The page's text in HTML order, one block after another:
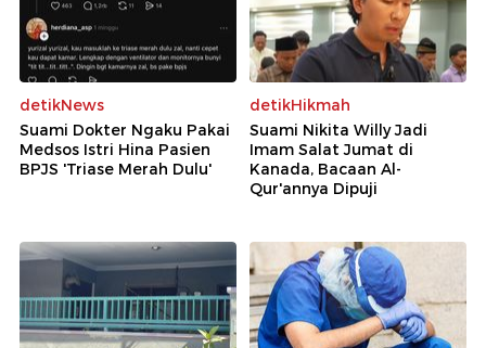
detikNews
Suami Dokter Ngaku Pakai
Medsos Istri Hina Pasien
BPJS 'Triase Merah Dulu'
detikHikmah
Suami Nikita Willy Jadi
Imam Salat Jumat di
Kanada, Bacaan Al-
Qur'annya Dipuji